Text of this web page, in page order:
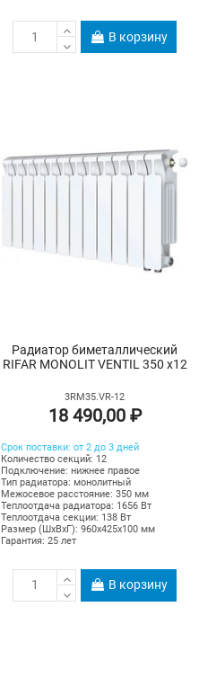
В корзину
Радиатор биметаллический
RIFAR MONOLIT VENTIL 350 х12
3RM35.VR-12
18 490,00 ₽
Срок поставки: от 2 до 3 дней
Количество секций: 12
Подключение: нижнее правое
Тип радиатора: монолитный
Межосевое расстояние: 350 мм
Теплоотдача радиатора: 1656 Вт
Теплоотдача секции: 138 Вт
Размер (ШхВхГ): 960х425х100 мм
Гарантия: 25 лет
В корзину